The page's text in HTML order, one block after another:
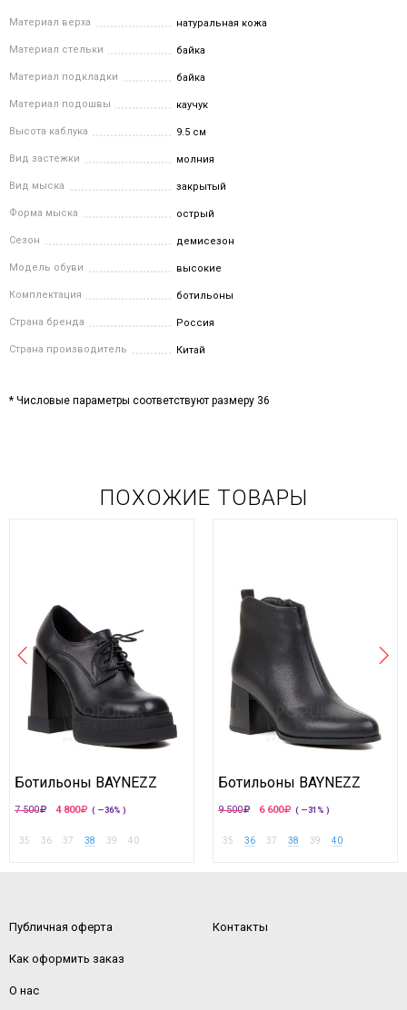
Материал верха натуральная кожа
Материал стельки байка
Материал подкладки байка
Материал подошвы каучук
Высота каблука 9.5 см
Вид застежки молния
Вид мыска закрытый
Форма мыска острый
Сезон демисезон
Модель обуви высокие
Комплектация ботильоны
Страна бренда Россия
Страна производитель Китай
* Числовые параметры соответствуют размеру 36
ПОХОЖИЕ ТОВАРЫ
Ботильоны BAYNEZZ
7 500 4 800 ( —36% )
35 36 37 38 39 40
Ботильоны BAYNEZZ
9 500 6 600 ( —31% )
35 36 37 38 39 40
Публичная оферта
Как оформить заказ
О нас
Контакты